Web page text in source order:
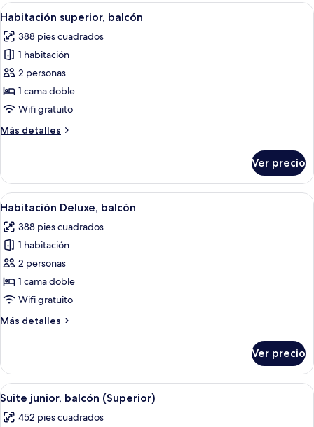
Abrir
todas
las
fotos
de
Habitación
superior,
Una habitación de hotel moderna
4
Habitación superior, balcón
388 pies cuadrados
1 habitación
2 personas
1 cama doble
Wifi gratuito
Más detalles
Más
superior,
balcón
Ver precio
Abrir
todas
las
fotos
de
Habitación
Deluxe,
Una habitación de hotel moderna
4
Habitación Deluxe, balcón
388 pies cuadrados
1 habitación
2 personas
1 cama doble
Wifi gratuito
Más detalles
Más
Deluxe,
balcón
Ver precio
Abrir
todas
las
Habitación de hotel moderna con
4
Suite junior, balcón (Superior)
452 pies cuadrados